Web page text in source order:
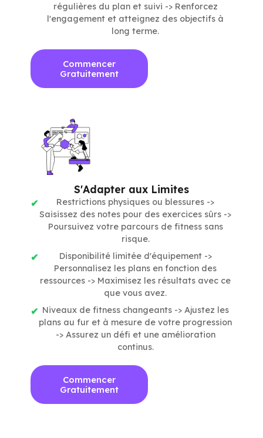
régulières du plan et suivi -> Renforcez
l'engagement et atteignez des objectifs à
long terme.
Commencer
Gratuitement
S'Adapter aux Limites
Restrictions physiques ou blessures ->
Saisissez des notes pour des exercices sûrs ->
Poursuivez votre parcours de fitness sans
risque.
Disponibilité limitée d'équipement ->
Personnalisez les plans en fonction des
ressources -> Maximisez les résultats avec ce
que vous avez.
Niveaux de fitness changeants -> Ajustez les
plans au fur et à mesure de votre progression
-> Assurez un défi et une amélioration
continus.
Commencer
Gratuitement